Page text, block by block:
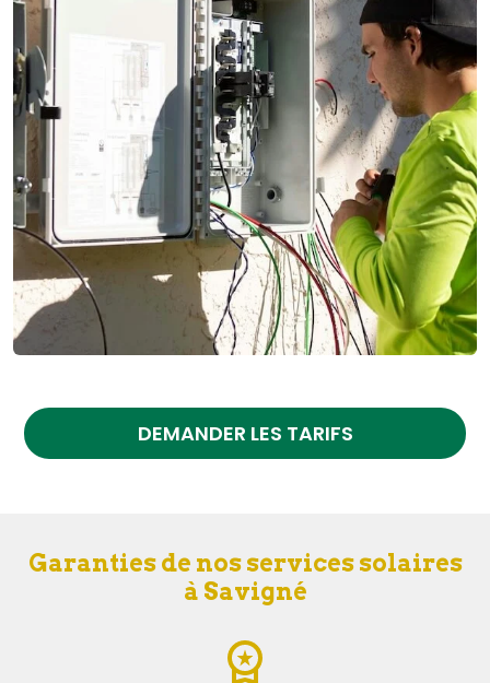
DEMANDER LES TARIFS
Garanties de nos services solaires
à Savigné